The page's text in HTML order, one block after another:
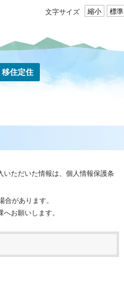
文字サイズ 縮小 標準
移住定住
ただいた情報は、個人情報保護条
があります。
お願いします。